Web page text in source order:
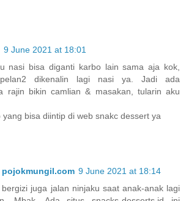
9 June 2021 at 18:01
nasi bisa diganti karbo lain sama aja kok,
dikenalin lagi nasi ya. Jadi ada
rajin bikin camlian & masakan, tularin aku
yang bisa diintip di web snakc dessert ya
pojokmungil.com 9 June 2021 at 18:14
bergizi juga jalan ninjaku saat anak-anak lagi